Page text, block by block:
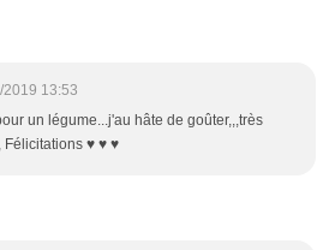
2019 13:53
un légume...j'au hâte de goûter,,,très
♥ ♥ ♥